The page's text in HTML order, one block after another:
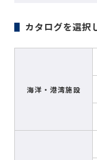
カタログを選択
海洋・港湾施設